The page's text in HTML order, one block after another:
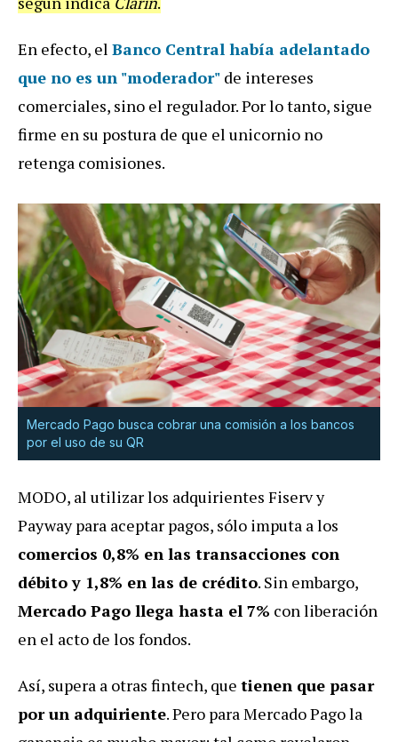
En efecto, el Banco Central había adelantado
que no es un "moderador" de intereses
comerciales, sino el regulador. Por lo tanto, sigue
firme en su postura de que el unicornio no
retenga comisiones.
Mercado Pago busca cobrar una comisión a los bancos
por el uso de su QR
MODO, al utilizar los adquirientes Fiserv y
Payway para aceptar pagos, sólo imputa a los
comercios 0,8% en las transacciones con
débito y 1,8% en las de crédito. Sin embargo,
Mercado Pago llega hasta el 7% con liberación
en el acto de los fondos.
Así, supera a otras fintech, que tienen que pasar
por un adquiriente. Pero para Mercado Pago la